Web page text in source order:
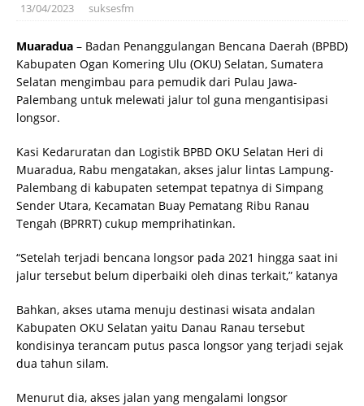
13/04/2023 suksesfm
Muaradua – Badan Penanggulangan Bencana Daerah (BPBD)
Kabupaten Ogan Komering Ulu (OKU) Selatan, Sumatera
Selatan mengimbau para pemudik dari Pulau Jawa-
Palembang untuk melewati jalur tol guna mengantisipasi
longsor.
Kasi Kedaruratan dan Logistik BPBD OKU Selatan Heri di
Muaradua, Rabu mengatakan, akses jalur lintas Lampung-
Palembang di kabupaten setempat tepatnya di Simpang
Sender Utara, Kecamatan Buay Pematang Ribu Ranau
Tengah (BPRRT) cukup memprihatinkan.
“Setelah terjadi bencana longsor pada 2021 hingga saat ini
jalur tersebut belum diperbaiki oleh dinas terkait,” katanya
Bahkan, akses utama menuju destinasi wisata andalan
Kabupaten OKU Selatan yaitu Danau Ranau tersebut
kondisinya terancam putus pasca longsor yang terjadi sejak
dua tahun silam.
Menurut dia, akses jalan yang mengalami longsor